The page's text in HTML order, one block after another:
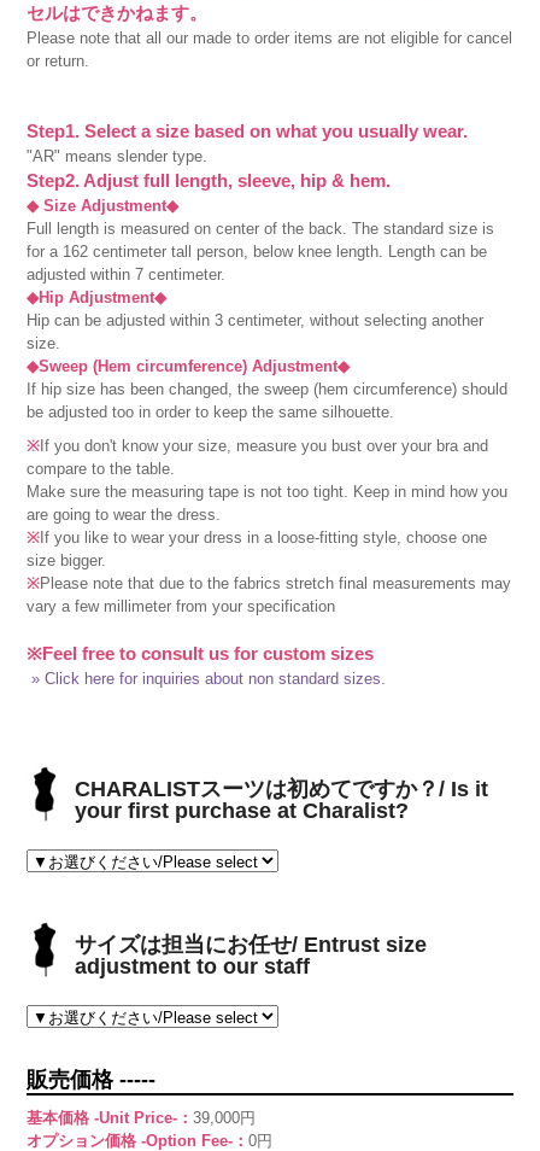
セルはできかねます。
Please note that all our made to order items are not eligible for cancel
or return.
Step1. Select a size based on what you usually wear.
"AR" means slender type.
Step2. Adjust full length, sleeve, hip & hem.
◆ Size Adjustment◆
Full length is measured on center of the back. The standard size is
for a 162 centimeter tall person, below knee length. Length can be
adjusted within 7 centimeter.
◆Hip Adjustment◆
Hip can be adjusted within 3 centimeter, without selecting another
size.
◆Sweep (Hem circumference) Adjustment◆
If hip size has been changed, the sweep (hem circumference) should
be adjusted too in order to keep the same silhouette.
※ If you don't know your size, measure you bust over your bra and
compare to the table.
Make sure the measuring tape is not too tight. Keep in mind how you
are going to wear the dress.
※ If you like to wear your dress in a loose-fitting style, choose one
size bigger.
※Please note that due to the fabrics stretch final measurements may
vary a few millimeter from your specification
※Feel free to consult us for custom sizes
» Click here for inquiries about non standard sizes.
CHARALISTスーツは初めてですか？/ Is it
your first purchase at Charalist?
サイズは担当にお任せ/ Entrust size
adjustment to our staff
販売価格 -----
基本価格 -Unit Price-：39,000円
オプション価格 -Option Fee-：0円